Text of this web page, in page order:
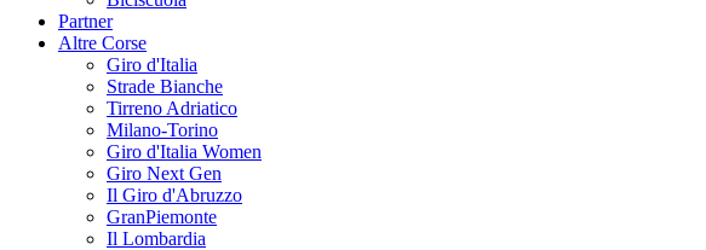
Partner
Altre Corse
Giro d'Italia
Strade Bianche
Tirreno Adriatico
Milano-Torino
Giro d'Italia Women
Giro Next Gen
Il Giro d'Abruzzo
GranPiemonte
Il Lombardia